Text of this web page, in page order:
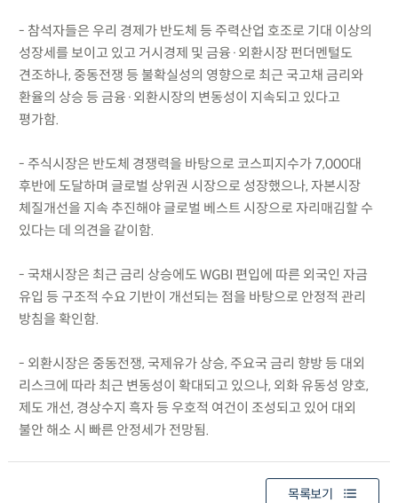
- 참석자들은 우리 경제가 반도체 등 주력산업 호조로 기대 이상의
성장세를 보이고 있고 거시경제 및 금융·외환시장 펀더멘털도
견조하나, 중동전쟁 등 불확실성의 영향으로 최근 국고채 금리와
환율의 상승 등 금융·외환시장의 변동성이 지속되고 있다고
평가함.
- 주식시장은 반도체 경쟁력을 바탕으로 코스피지수가 7,000대
후반에 도달하며 글로벌 상위권 시장으로 성장했으나, 자본시장
체질개선을 지속 추진해야 글로벌 베스트 시장으로 자리매김할 수
있다는 데 의견을 같이함.
- 국채시장은 최근 금리 상승에도 WGBI 편입에 따른 외국인 자금
유입 등 구조적 수요 기반이 개선되는 점을 바탕으로 안정적 관리
방침을 확인함.
- 외환시장은 중동전쟁, 국제유가 상승, 주요국 금리 향방 등 대외
리스크에 따라 최근 변동성이 확대되고 있으나, 외화 유동성 양호,
제도 개선, 경상수지 흑자 등 우호적 여건이 조성되고 있어 대외
불안 해소 시 빠른 안정세가 전망됨.
목록보기